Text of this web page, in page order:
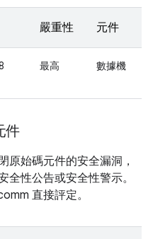
嚴重性 元件
最高 數據機
件
原始碼元件的安全漏洞，
全性公告或安全性警示。
直接評定。